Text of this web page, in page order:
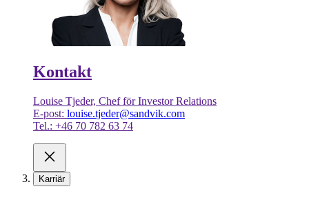
Kontakt
Louise Tjeder, Chef för Investor Relations
E-post: louise.tjeder@sandvik.com
Tel.: +46 70 782 63 74
Karriär